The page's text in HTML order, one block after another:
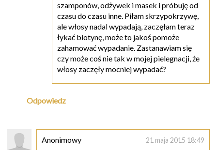
szamponów, odżywek i masek i próbuję od
czasu do czasu inne. Piłam skrzypokrzywę,
ale włosy nadal wypadają, zaczęłam teraz
łykać biotynę, może to jakoś pomoże
zahamować wypadanie. Zastanawiam się
czy może coś nie tak w mojej pielegnacji, że
włosy zaczęły mocniej wypadać?
Odpowiedz
Anonimowy 21 maja 2015 18:49